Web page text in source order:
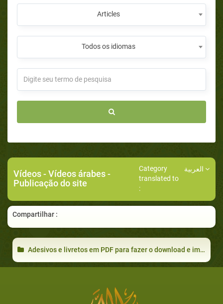
Articles
Todos os idiomas
Vídeos-Vídeos árabes-
Publicação do site
Category
translated to
:
Compartilhar :
Adesivos e livretos em PDF para fazer o download e imprimir